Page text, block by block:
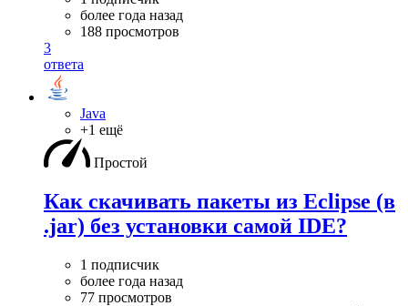
более года назад
188 просмотров
3
ответа
Java
+1 ещё
Простой
Как скачивать пакеты из Eclipse (в
.jar) без установки самой IDE?
1 подписчик
более года назад
77 просмотров